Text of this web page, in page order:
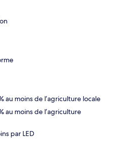
au moins de l’agriculture locale
au moins de l’agriculture
par LED